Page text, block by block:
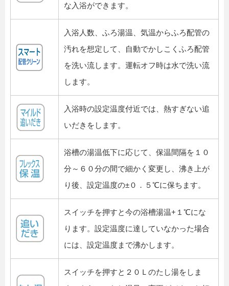
な入浴ができます。
入浴人数、ふろ湯温、気温からふろ配管の
汚れを想定して、自動でかしこくふろ配管
を洗い流します。運転オフ時は水で洗い流
します。
入浴時の設定温度付近では、熱すぎない追
いだきをします。
浴槽の湯温低下に応じて、保温間隔を１０
分～６０分の間で細かく変更し、沸き上が
り後、設定温度の±０．５℃に保ちます。
スイッチを押すと今の浴槽湯温+１℃にな
ります。設定温度に達していなかった場合
には、設定温度まで沸かします。
スイッチを押すと２０Ｌのたし湯をしま